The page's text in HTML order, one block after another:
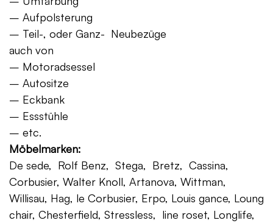
– Aufpolsterung
– Teil-, oder Ganz- Neubezüge
auch von
– Motoradsessel
– Autositze
– Eckbank
– Essstühle
– etc.
Möbelmarken:
De sede, Rolf Benz, Stega, Bretz, Cassina,
Corbusier, Walter Knoll, Artanova, Wittman,
Willisau, Hag, le Corbusier, Erpo, Louis gance, Loung
chair, Chesterfield, Stressless, line roset, Longlife,